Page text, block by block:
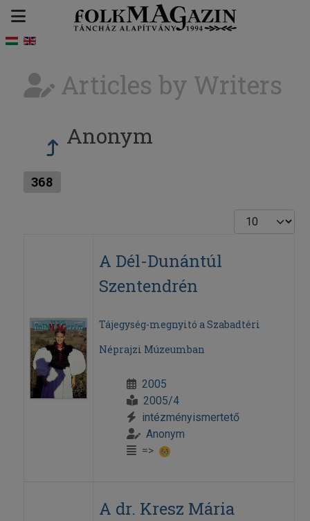
Articles by Writers
Anonym
368
Display #
A Dél-Dunántúl
Szentendrén
Tájegység-megnyitó a Szabadtéri
Néprajzi Múzeumban
2005
2005/4
intézményismertető
Anonym
=>
A dr. Kresz Mária